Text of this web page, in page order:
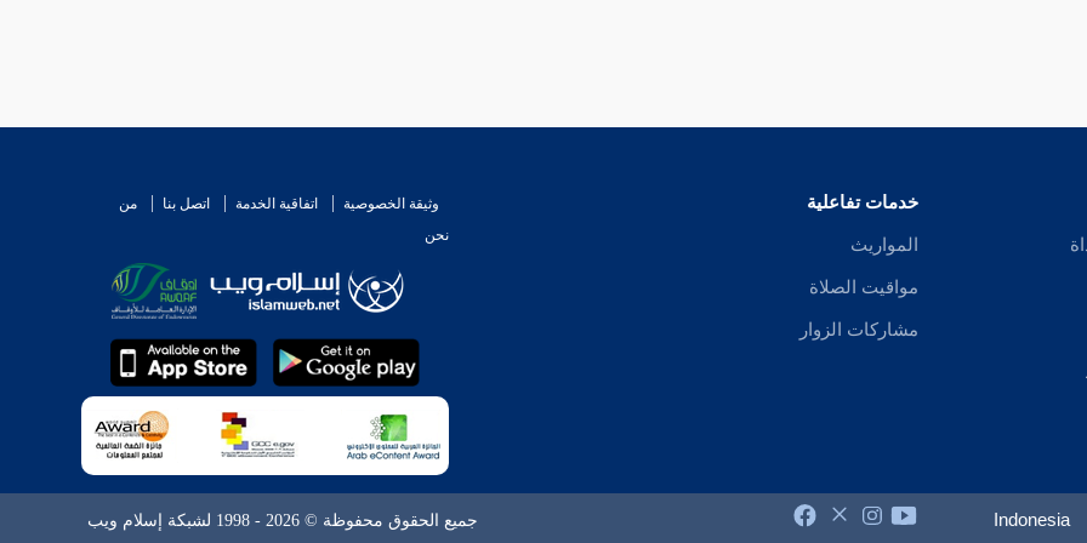
خدمات تفاعلية
المواريث
مواقيت الصلاة
مشاركات الزوار
وثيقة الخصوصية اتفاقية الخدمة اتصل بنا
من
نحن
Indonesia جميع الحقوق محفوظة © 2026 - 1998 لشبكة إسلام ويب